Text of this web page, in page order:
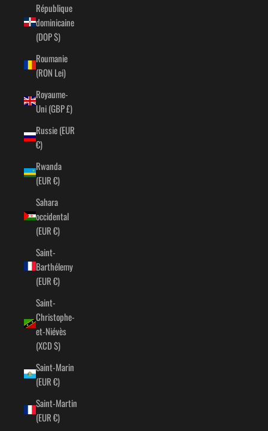
République
dominicaine
(DOP $)
Roumanie
(RON Lei)
Royaume-
Uni (GBP £)
Russie (EUR
€)
Rwanda
(EUR €)
Sahara
occidental
(EUR €)
Saint-
Barthélemy
(EUR €)
Saint-
Christophe-
et-Niévès
(XCD $)
Saint-Marin
(EUR €)
Saint-Martin
(EUR €)